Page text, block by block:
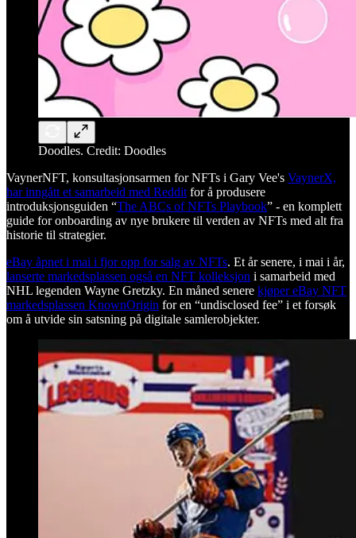
Doodles. Credit: Doodles
VaynerNFT, konsultasjonsarmen for NFTs i Gary Vee's VaynerX,
har inngått et samarbeid med Reddit for å produsere
introduksjonsguiden “The ABCs of NFTs Playbook” - en komplett
guide for onboarding av nye brukere til verden av NFTs med alt fra
historie til strategier.
eBay åpnet i mai i fjor opp for salg av NFTs. Et år senere, i mai i år,
lanserte markedsplassen også en NFT kolleksjon i samarbeid med
NHL legenden Wayne Gretzky. En måned senere kjøper eBay NFT
markedsplassen KnownOrigin for en “undisclosed fee” i et forsøk
om å utvide sin satsning på digitale samlerobjekter.